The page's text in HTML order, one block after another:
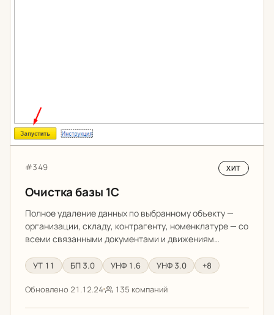
Артикул:
#349 ХИТ
Очистка базы 1С
Полное удаление данных по выбранному объекту —
организации, складу, контрагенту, номенклатуре — со
всеми связанными документами и движениям…
УТ 11 БП 3.0 УНФ 1.6 УНФ 3.0 +8
Обновлено 21.12.24 135 компаний